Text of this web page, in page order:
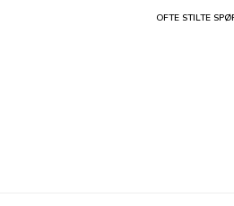
OFTE STILTE